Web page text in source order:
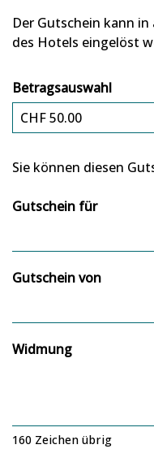
Der Gutschein kann in
des Hotels eingelöst
Betragsauswahl
Sie können diesen
Gutschein für
Gutschein von
Widmung
160 Zeichen übrig